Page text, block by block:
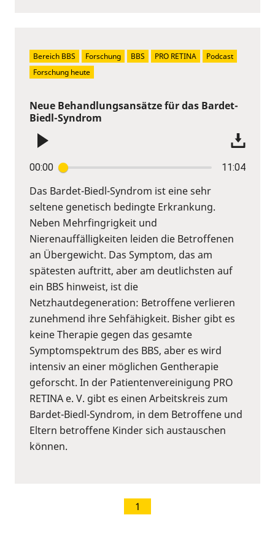
Neue Behandlungsansätze für das Bardet-
Biedl-Syndrom
00:00 11:04
Das Bardet-Biedl-Syndrom ist eine sehr
seltene genetisch bedingte Erkrankung.
Neben Mehrfingrigkeit und
Nierenauffälligkeiten leiden die Betroffenen
an Übergewicht. Das Symptom, das am
spätesten auftritt, aber am deutlichsten auf
ein BBS hinweist, ist die
Netzhautdegeneration: Betroffene verlieren
zunehmend ihre Sehfähigkeit. Bisher gibt es
keine Therapie gegen das gesamte
Symptomspektrum des BBS, aber es wird
intensiv an einer möglichen Gentherapie
geforscht. In der Patientenvereinigung PRO
RETINA e. V. gibt es einen Arbeitskreis zum
Bardet-Biedl-Syndrom, in dem Betroffene und
Eltern betroffene Kinder sich austauschen
können.
Bereich BBS Forschung BBS PRO RETINA
Podcast
Forschung heute
1